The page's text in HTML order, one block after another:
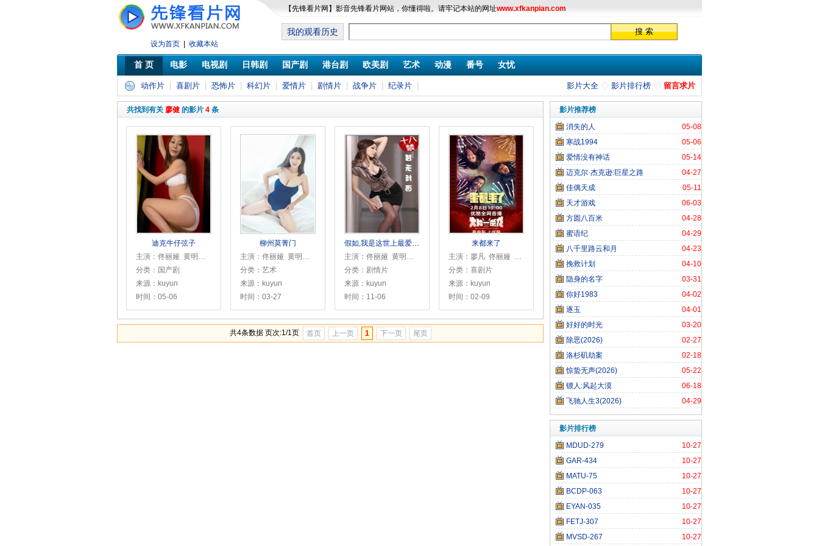
设为首页 收藏本站
【先锋看片网】影音先锋看片网站，你懂得啦。请牢记本站的网址www.xfkanpian.com
我的观看历史
首 页 电影 电视剧 日韩剧 国产剧 港台剧 欧美剧 艺术 动漫 番号 女忧
动作片 喜剧片 恐怖片 科幻片 爱情片 剧情片 战争片 纪录片 影片大全 ◇ 影片排行榜 ◇ 留言求片
共找到有关 廖健 的影片 4 条
迪克牛仔弦子
主演：佟丽娅 黄明昊 李宗恒 刘丹 罗三穗 曾梦雪 傅迦 陈创 刘名锐 廖健 麻花 马维唯 标德福 程雅昭 王尔多
分类：国产剧
来源：kuyun
时间：05-06
柳州莫菁门
主演：佟丽娅 黄明昊 李宗恒 刘丹 罗三穗 曾梦雪 傅迦 陈创 刘名锐 廖健 麻花 马维唯 标德福 程雅昭 王尔多
分类：艺术
来源：kuyun
时间：03-27
假如,我是这世上最爱你的人
主演：佟丽娅 黄明昊 李宗恒 刘丹 罗三穗 曾梦雪 傅迦 陈创 刘名锐 廖健 麻花 马维唯 标德福 程雅昭 王尔多
分类：剧情片
来源：kuyun
时间：11-06
来都来了
主演：廖凡 佟丽娅 乔杉 范伟 杜江 包贝尔 魏大勋 唐鉴军 黄璐 李蔓瑄 海一天 廖健
分类：喜剧片
来源：kuyun
时间：02-09
共4条数据 页次:1/1页 首页 上一页 1 下一页 尾页
影片推荐榜
消失的人
05-08
寒战1994
05-06
爱情没有神话
05-14
迈克尔·杰克逊:巨星之路
04-27
佳偶天成
05-11
天才游戏
06-03
方圆八百米
04-28
蜜语纪
04-29
八千里路云和月
04-23
挽救计划
04-10
隐身的名字
03-31
你好1983
04-02
逐玉
04-01
好好的时光
03-20
除恶(2026)
02-27
洛杉矶劫案
02-18
惊蛰无声(2026)
05-22
镖人:风起大漠
06-18
飞驰人生3(2026)
04-29
影片排行榜
MDUD-279
10-27
GAR-434
10-27
MATU-75
10-27
BCDP-063
10-27
EYAN-035
10-27
FETJ-307
10-27
MVSD-267
10-27